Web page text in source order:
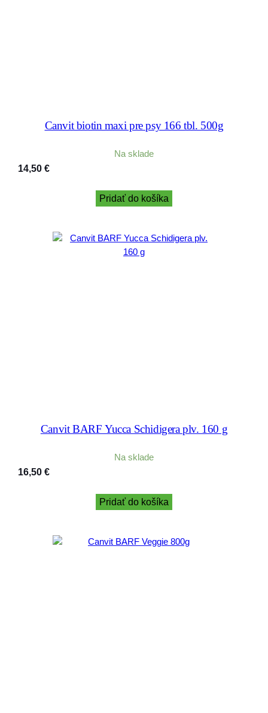
Canvit biotin maxi pre psy 166 tbl. 500g
Na sklade
14,50 €
Pridať do košíka
Canvit BARF Yucca Schidigera plv. 160 g
Na sklade
16,50 €
Pridať do košíka